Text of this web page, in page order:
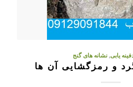
یابی,نشانه های گنج
و رمزگشایی آن ها